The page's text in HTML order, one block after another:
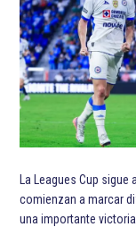
La Leagues Cup
comienzan a marcar
una importante